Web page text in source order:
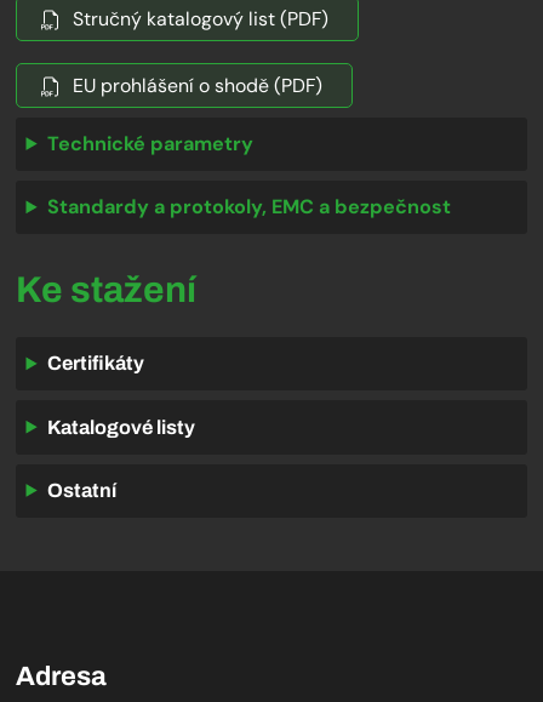
Stručný katalogový list (PDF)
EU prohlášení o shodě (PDF)
Technické parametry
Standardy a protokoly, EMC a bezpečnost
Ke stažení
Certifikáty
Katalogové listy
Ostatní
Adresa